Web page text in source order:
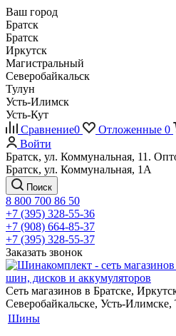
Ваш город
Братск
Братск
Иркутск
Магистральный
Северобайкальск
Тулун
Усть-Илимск
Усть-Кут
Сравнение0 Отложенные 0
Войти
Братск, ул. Коммунальная, 11.
Братск, ул. Коммунальная, 1А
Поиск
8 800 700 86 50
+7 (395) 328-55-36
+7 (908) 664-85-37
+7 (395) 328-55-37
Заказать звонок
Сеть магазинов в Братске,
Северобайкальске, Усть-
Шины